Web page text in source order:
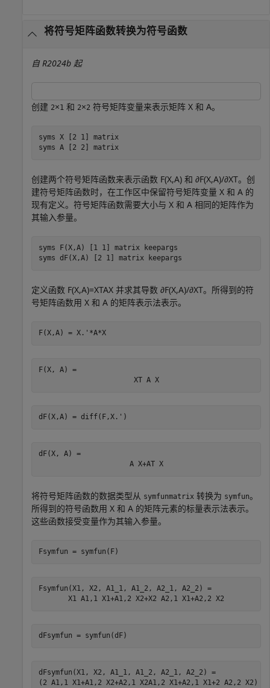
将符号矩阵函数转换为符号函数
自 R2024b 起
创建 2×1 和 2×2 符号矩阵变量来表示矩阵 X 和 A。
syms X [2 1]
matrix
syms A [2 2] matrix
创建两个符号矩阵函数来表示函数 F(X,A) 和 ∂F(X,A)/∂XT。创
建符号矩阵函数时，在工作区中保留符号矩阵变量 X 和 A 的
现有定义。符号矩阵函数需要大小与 X 和 A 相同的矩阵作为
其输入参量。
syms F(X,A) [1 1] matrix
keepargs
syms dF(X,A) [2 1] matrix keepargs
定义函数 F(X,A)=XTAX 并求其导数 ∂F(X,A)/∂XT。所得到的符
号矩阵函数用 X 和 A 的矩阵表示法表示。
F(X,A) = X.'*A*X
F(X, A) =
XT A X
dF(X,A) = diff(F,X.')
dF(X, A) =
A X+AT X
将符号矩阵函数的数据类型从 symfunmatrix 转换为 symfun。
所得到的符号函数用 X 和 A 的矩阵元素的标量表示法表示。
这些函数接受变量作为其输入参量。
Fsymfun = symfun(F)
Fsymfun(X1, X2, A1_1, A1_2, A2_1, A2_2) =
X1 A1 , 1 X1+A1 , 2 X2+X2 A2 , 1 X1+A2 , 2 X2
dFsymfun = symfun(dF)
( 2 A1, 1 X1+A1, 2 X2+A2 , 1 X2A1, 2 X1+A2 , 1 X1+2 A2 , 2 X2 )